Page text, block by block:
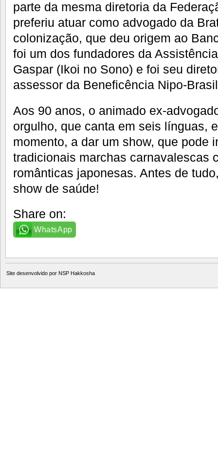
parte da mesma diretoria da
preferiu atuar como advogado da
colonização, que deu origem ao
foi um dos fundadores da
Gaspar (Ikoi no Sono) e foi seu
assessor da Beneficência Nipo-
Aos 90 anos, o animado ex-
orgulho, que canta em seis línguas,
momento, a dar um show, que pode
tradicionais marchas carnavalescas
românticas japonesas. Antes de
show de saúde!
Share on:
WhatsApp
Site desenvolvido por NSP Hakkosha